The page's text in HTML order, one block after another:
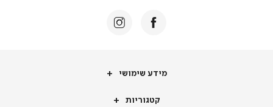
מידע שימושי
קטגוריות